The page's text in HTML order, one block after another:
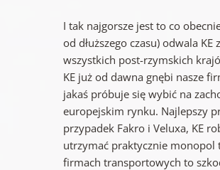
I tak najgorsze jest to co
od dłuższego czasu) odwala KE
wszystkich post-rzymskich
KE już od dawna gnębi nasze
jakaś próbuje się wybić na
europejskim rynku. Najlepszy
przypadek Fakro i Veluxa, KE
utrzymać praktycznie monopol
firmach transportowych to